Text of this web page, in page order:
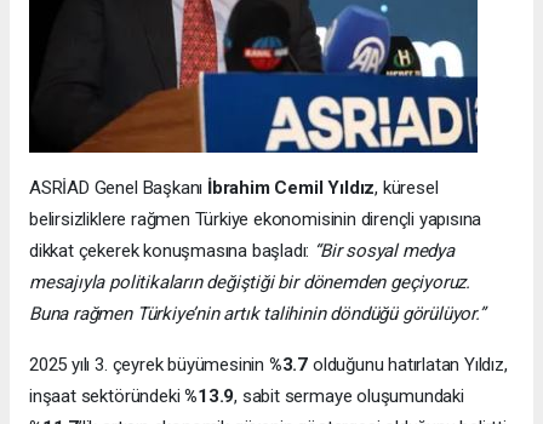
ASRİAD Genel Başkanı İbrahim Cemil Yıldız, küresel
belirsizliklere rağmen Türkiye ekonomisinin dirençli yapısına
dikkat çekerek konuşmasına başladı: “Bir sosyal medya
mesajıyla politikaların değiştiği bir dönemden geçiyoruz.
Buna rağmen Türkiye’nin artık talihinin döndüğü görülüyor.”
2025 yılı 3. çeyrek büyümesinin %3.7 olduğunu hatırlatan Yıldız,
inşaat sektöründeki%13.9, sabit sermaye oluşumundaki